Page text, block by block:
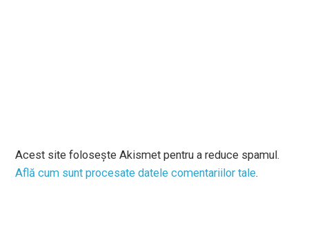
Acest site folosește Akismet pentru a reduce spamul.
Află cum sunt procesate datele comentariilor tale.